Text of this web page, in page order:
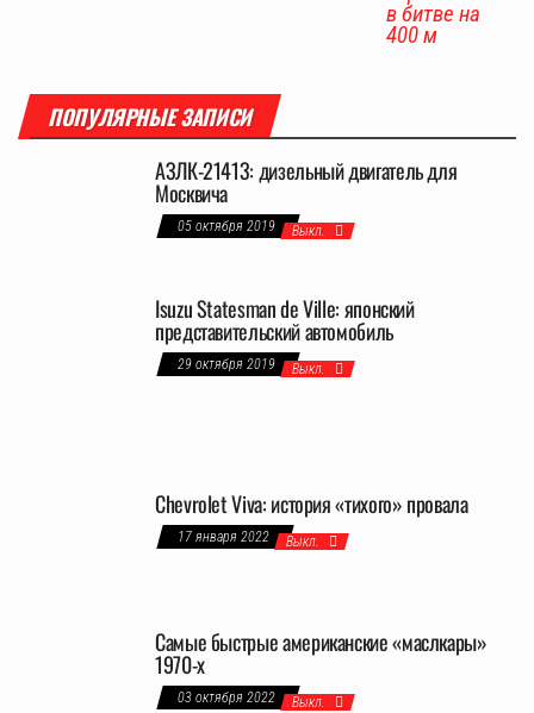
в битве на
400 м
ПОПУЛЯРНЫЕ ЗАПИСИ
АЗЛК-21413: дизельный двигатель для
Москвича
05 октября 2019 Выкл.
Isuzu Statesman de Ville: японский
представительский автомобиль
29 октября 2019 Выкл.
Chevrolet Viva: история «тихого» провала
17 января 2022 Выкл.
Самые быстрые американские «маслкары»
1970-х
03 октября 2022 Выкл.